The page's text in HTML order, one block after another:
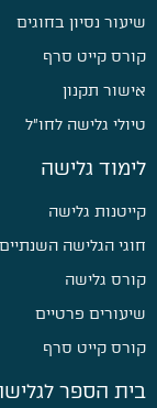
שיעור נסיון בחוגים
קורס קייט סרף
אישור תקנון
טיולי גלישה לחו״ל
לימוד גלישה
קייטנות גלישה
חוגי הגלישה
קורס גלישה
שיעורים פרטיים
קורס קייט סרף
בית הספר